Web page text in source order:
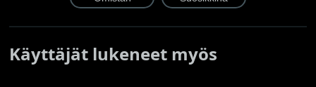
Käyttäjät lukeneet myös